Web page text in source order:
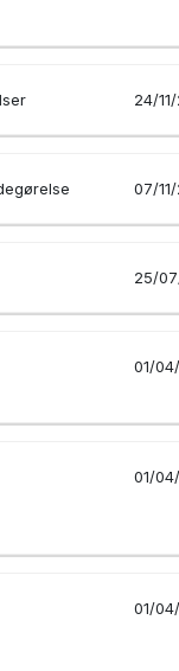
24/
07/
25/
01/
01/
01/